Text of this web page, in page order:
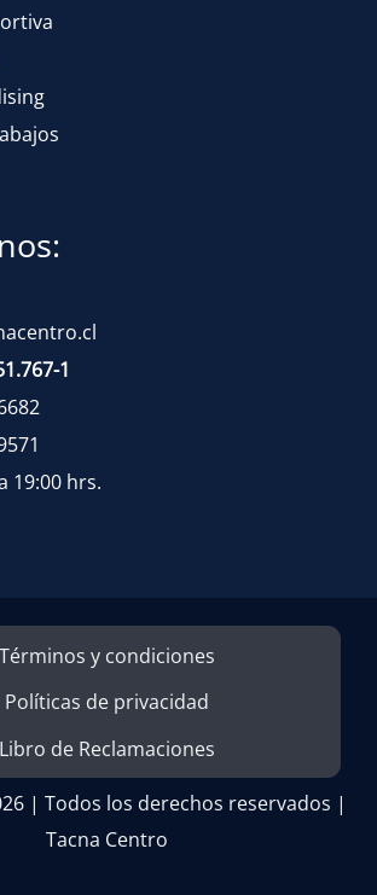
1
19:00 hrs.
Términos y condiciones
Políticas de privacidad
Libro de Reclamaciones
| Todos los derechos reservados |
Tacna Centro